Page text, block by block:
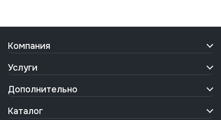
Компания
Услуги
Дополнительно
Каталог